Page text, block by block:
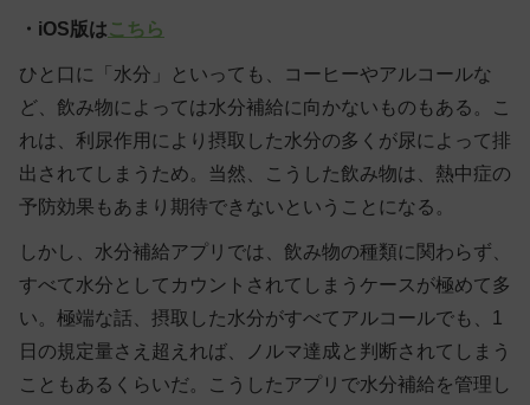
・iOS版はこちら
ひと口に「水分」といっても、コーヒーやアルコールな
ど、飲み物によっては水分補給に向かないものもある。こ
れは、利尿作用により摂取した水分の多くが尿によって排
出されてしまうため。当然、こうした飲み物は、熱中症の
予防効果もあまり期待できないということになる。
しかし、水分補給アプリでは、飲み物の種類に関わらず、
すべて水分としてカウントされてしまうケースが極めて多
い。極端な話、摂取した水分がすべてアルコールでも、1
日の規定量さえ超えれば、ノルマ達成と判断されてしまう
こともあるくらいだ。こうしたアプリで水分補給を管理し